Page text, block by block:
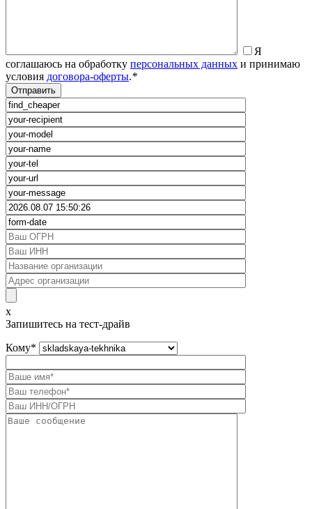
Я
соглашаюсь на обработку персональных данных и принимаю
условия договора-оферты.*
x
Запишитесь на тест-драйв
Кому*